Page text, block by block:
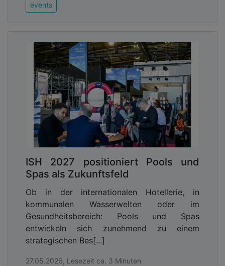
events
ISH 2027 positioniert Pools und
Spas als Zukunftsfeld
Ob in der internationalen Hotellerie, in
kommunalen Wasserwelten oder im
Gesundheitsbereich: Pools und Spas
entwickeln sich zunehmend zu einem
strategischen Bes[...]
27.05.2026, Lesezeit ca. 3 Minuten